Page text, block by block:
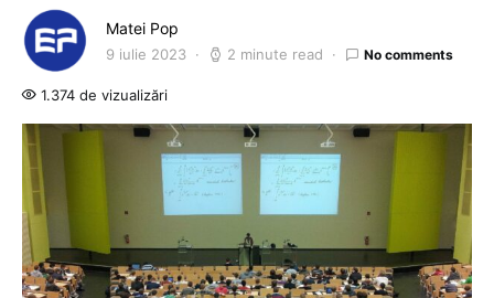
Matei Pop
9 iulie 2023 2 minute read No comments
1.374 de vizualizări